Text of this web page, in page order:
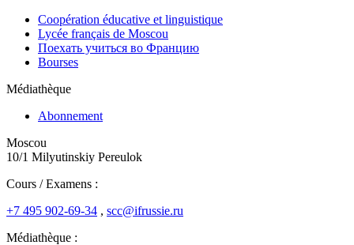
Coopération éducative et linguistique
Lycée français de Moscou
Поехать учиться во Францию
Bourses
Médiathèque
Abonnement
Moscou
10/1 Milyutinskiy Pereulok
Cours / Examens :
+7 495 902-69-34 , scc@ifrussie.ru
Médiathèque :